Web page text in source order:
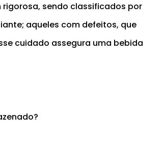
sendo classificados por
aqueles com defeitos, que
cuidado assegura uma bebida